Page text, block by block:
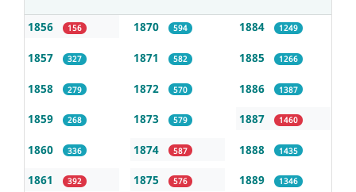
1856 156
1857 327
1858 279
1859 268
1860 336
1861 392
1870 594
1871 582
1872 570
1873 579
1874 587
1875 576
1884 1249
1885 1266
1886 1387
1887 1460
1888 1435
1889 1346